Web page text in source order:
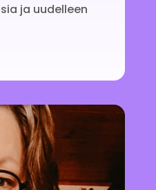
ja uudelleen